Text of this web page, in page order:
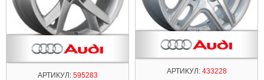
АРТИКУЛ:595283 АРТИКУЛ:433228